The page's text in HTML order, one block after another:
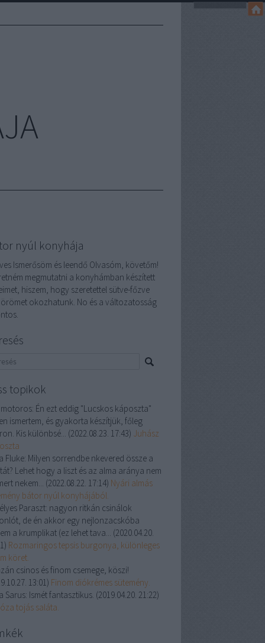
nyúl konyhája
Ismerősöm és leendő Olvasóm, követőm!
megmutatni a konyhámban készített
hiszem, hogy szeretettel sütve-főzve
okozhatunk. No és a változatosság
topikok
motoros: Én ezt eddig "Lucskos káposzta"
ismertem, és gyakorta készítjük, főleg
Kis különbsé... (2022.08.23. 17:43) Juhász
Fluke: Milyen sorrendbe nkevered össze a
Lehet hogy a liszt és az alma aránya nem
nekem... (2022.08.22. 17:14) Nyári almás
bátor nyúl konyhájából.
Paraszt: nagyon ritkán csinálok
de én akkor egy nejlonzacskóba
a krumplikat (ez lehet tava... (2020.04.20.
) Rozmaringos tepsis burgonya, különleges
köret.
csinos és finom csemege, köszi!
13:01) Finom diókrémes sütemény.
Sarus: Ismét fantasztikus. (2019.04.20. 21:22)
tojás saláta.